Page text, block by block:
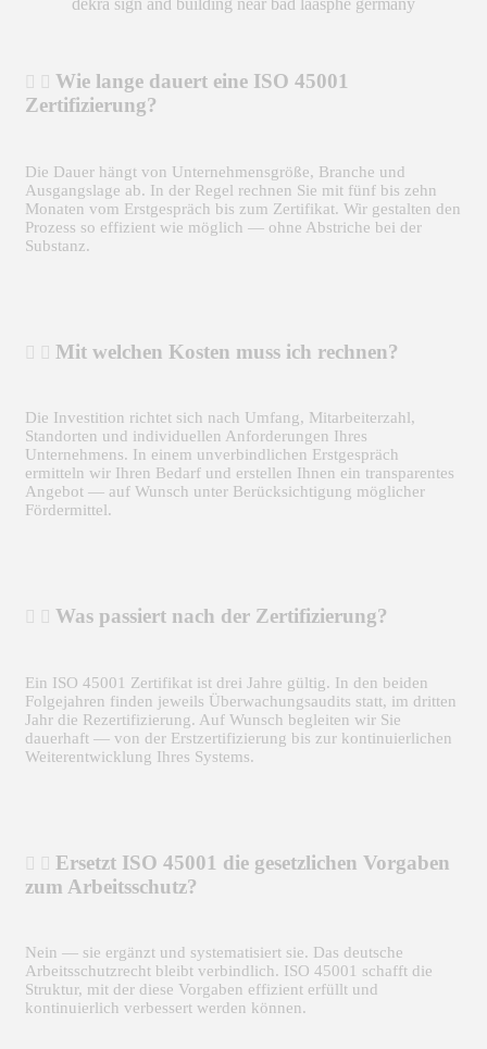
Wie lange dauert eine ISO 45001
Zertifizierung?
Die Dauer hängt von Unternehmensgröße, Branche und
Ausgangslage ab. In der Regel rechnen Sie mit fünf bis zehn
Monaten vom Erstgespräch bis zum Zertifikat. Wir gestalten den
Prozess so effizient wie möglich — ohne Abstriche bei der
Substanz.
Mit welchen Kosten muss ich rechnen?
Die Investition richtet sich nach Umfang, Mitarbeiterzahl,
Standorten und individuellen Anforderungen Ihres
Unternehmens. In einem unverbindlichen Erstgespräch
ermitteln wir Ihren Bedarf und erstellen Ihnen ein transparentes
Angebot — auf Wunsch unter Berücksichtigung möglicher
Fördermittel.
Was passiert nach der Zertifizierung?
Ein ISO 45001 Zertifikat ist drei Jahre gültig. In den beiden
Folgejahren finden jeweils Überwachungsaudits statt, im dritten
Jahr die Rezertifizierung. Auf Wunsch begleiten wir Sie
dauerhaft — von der Erstzertifizierung bis zur kontinuierlichen
Weiterentwicklung Ihres Systems.
Ersetzt ISO 45001 die gesetzlichen Vorgaben
zum Arbeitsschutz?
Nein — sie ergänzt und systematisiert sie. Das deutsche
Arbeitsschutzrecht bleibt verbindlich. ISO 45001 schafft die
Struktur, mit der diese Vorgaben effizient erfüllt und
kontinuierlich verbessert werden können.